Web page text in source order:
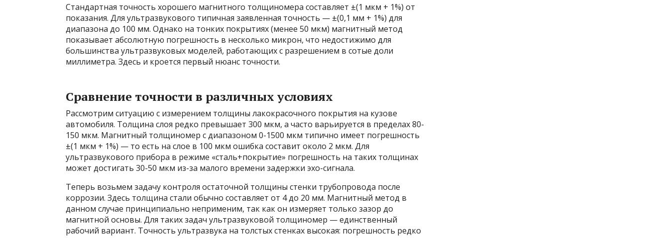
Стандартная точность хорошего магнитного толщиномера составляет ±(1 мкм + 1%) от
показания. Для ультразвукового типичная заявленная точность — ±(0,1 мм + 1%) для
диапазона до 100 мм. Однако на тонких покрытиях (менее 50 мкм) магнитный метод
показывает абсолютную погрешность в несколько микрон, что недостижимо для
большинства ультразвуковых моделей, работающих с разрешением в сотые доли
миллиметра. Здесь и кроется первый нюанс точности.
Сравнение точности в различных условиях
Рассмотрим ситуацию с измерением толщины лакокрасочного покрытия на кузове
автомобиля. Толщина слоя редко превышает 300 мкм, а часто варьируется в пределах 80-
150 мкм. Магнитный толщиномер с диапазоном 0-1500 мкм типично имеет погрешность
±(1 мкм + 1%) — то есть на слое в 100 мкм ошибка составит около 2 мкм. Для
ультразвукового прибора в режиме «сталь+покрытие» погрешность на таких толщинах
может достигать 30-50 мкм из-за малого времени задержки эхо-сигнала.
Теперь возьмем задачу контроля остаточной толщины стенки трубопровода после
коррозии. Здесь толщина стали обычно составляет от 4 до 20 мм. Магнитный метод в
данном случае принципиально неприменим, так как он измеряет только зазор до
магнитной основы. Для таких задач ультразвуковой толщиномер — единственный
рабочий вариант. Точность ультразвука на толстых стенках высокая: погрешность редко